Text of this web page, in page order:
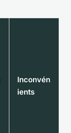
Inconvén
ients